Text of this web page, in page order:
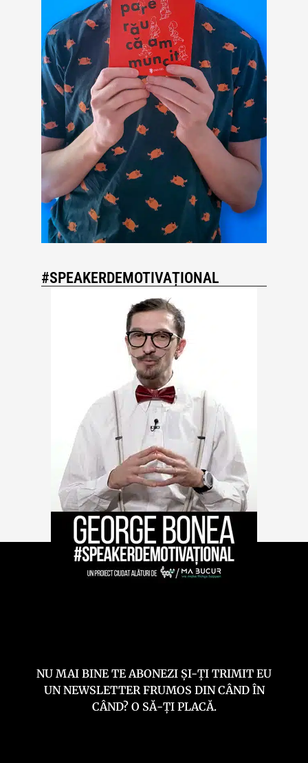
#SPEAKERDEMOTIVAȚIONAL
NU MAI BINE TE ABONEZI ȘI-ȚI TRIMIT EU
UN NEWSLETTER FRUMOS DIN CÂND ÎN
CÂND? O SĂ-ȚI PLACĂ.